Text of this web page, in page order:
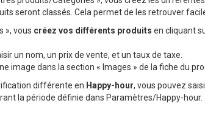
seront classés. Cela permet de les retrouver
», vous créez vos différents produits en cliquant
un nom, un prix de vente, et un taux de taxe.
image dans la section « Images » de la fiche du
différente en Happy-hour, vous pouvez
la période définie dans Paramètres/Happy-hour.